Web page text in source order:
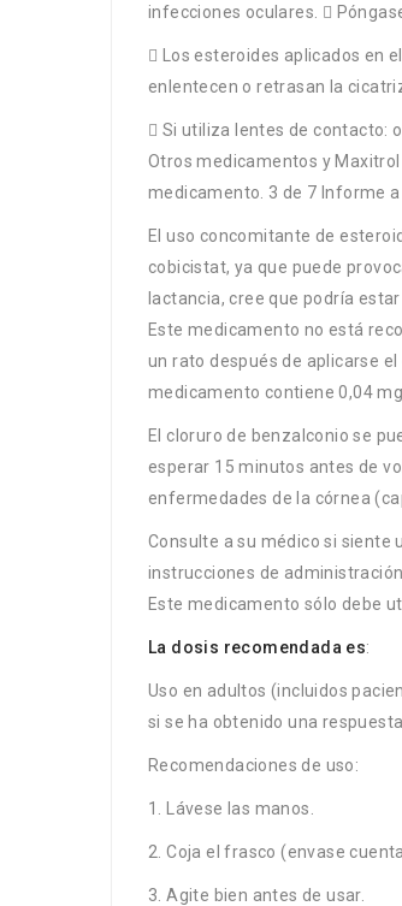
infecciones oculares. 
 Los esteroides aplicados en
enlentecen o retrasan la
 Si utiliza lentes de contacto:
Otros medicamentos y
medicamento. 3 de 7 Informe
El uso concomitante de
cobicistat, ya que puede
lactancia, cree que podría
Este medicamento no está
un rato después de aplicarse
medicamento contiene 0,04
El cloruro de benzalconio se
esperar 15 minutos antes de
enfermedades de la córnea
Consulte a su médico si siente
instrucciones de
Este medicamento sólo debe
La dosis recomendada es:
Uso en adultos (incluidos
si se ha obtenido una
Recomendaciones de uso:
1. Lávese las manos.
2. Coja el frasco (envase
3. Agite bien antes de usar.